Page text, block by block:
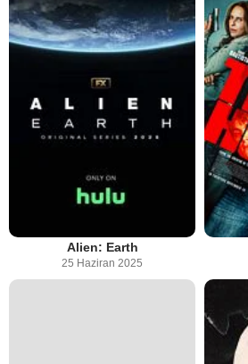
Alien: Earth
25 Haziran 2025